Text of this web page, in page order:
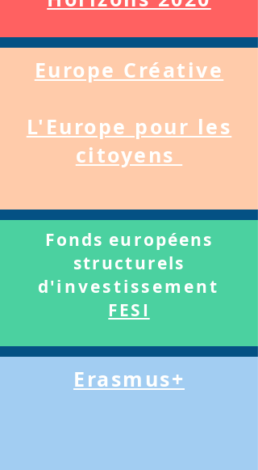
Europe Créative
L'Europe pour les
citoyens
Fonds européens
structurels
d'investissement
FESI
Erasmus+